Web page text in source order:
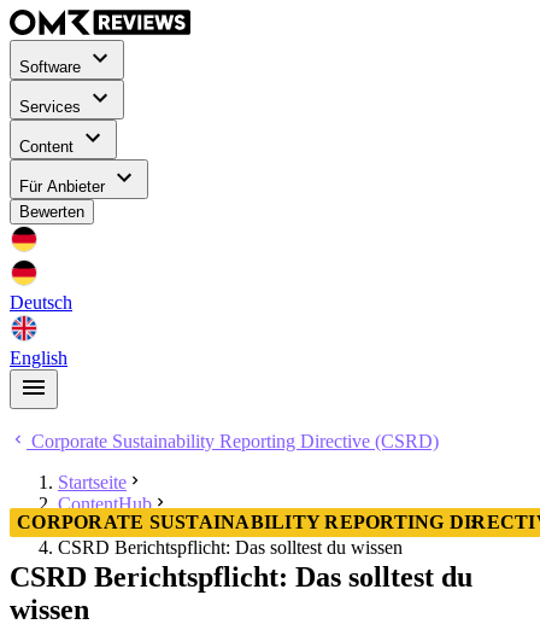
Software
Services
Content
Für Anbieter
Bewerten
Deutsch
English
Corporate Sustainability Reporting Directive (CSRD)
Startseite
ContentHub
Corporate Sustainability Reporting Directive (CSRD)
CSRD Berichtspflicht: Das solltest du wissen
CORPORATE SUSTAINABILITY REPORTING
CSRD Berichtspflicht: Das solltest du
wissen